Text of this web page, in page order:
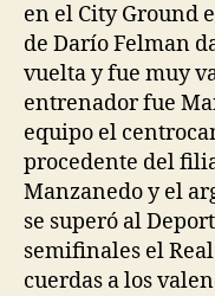
en el City Ground
de Darío Felman
vuelta y fue muy
entrenador fue
equipo el
procedente del
Manzanedo y el
se superó al
semifinales el
cuerdas a los